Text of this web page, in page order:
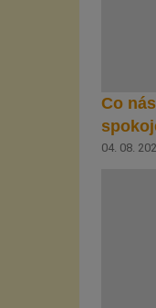
Co
04. 08.